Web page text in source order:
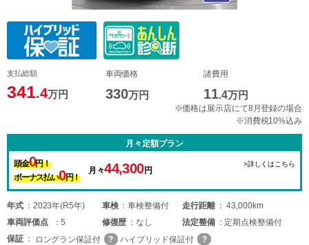
支払総額
341.4万円
車両価格
330万円
諸費用
11.4万円
※価格は展示店にて8月登録の場合
※消費税10%込み
月々定額プラン
頭金0円！
ボーナス払い0円！
月々44,300円
>詳しくはこちら
年式 2023年(R5年) 車検 車検整備付 走行距離
43,000km
車両評価点 5 修復歴 なし 法定整備
定期点検整備付
保証
ロングラン保証付 ハイブリッド保証付